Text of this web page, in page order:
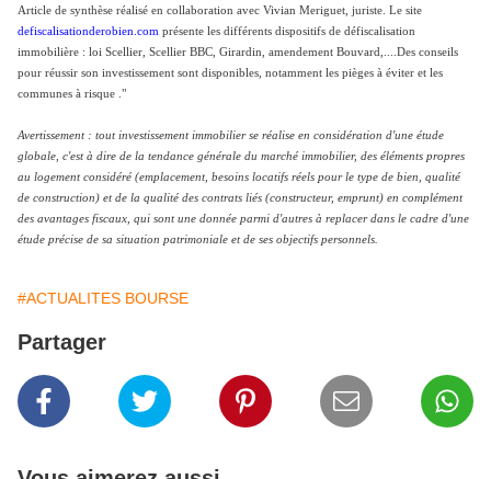
Article de synthèse réalisé en collaboration avec Vivian Meriguet, juriste. Le site
defiscalisationderobien.com présente les différents dispositifs de défiscalisation
immobilière : loi Scellier, Scellier BBC, Girardin, amendement Bouvard,....Des conseils
pour réussir son investissement sont disponibles, notamment les pièges à éviter et les
communes à risque ."
Avertissement : tout investissement immobilier se réalise en considération d'une étude
globale, c'est à dire de la tendance générale du marché immobilier, des éléments propres
au logement considéré (emplacement, besoins locatifs réels pour le type de bien, qualité
de construction) et de la qualité des contrats liés (constructeur, emprunt) en complément
des avantages fiscaux, qui sont une donnée parmi d'autres à replacer dans le cadre d'une
étude précise de sa situation patrimoniale et de ses objectifs personnels.
#ACTUALITES BOURSE
Partager